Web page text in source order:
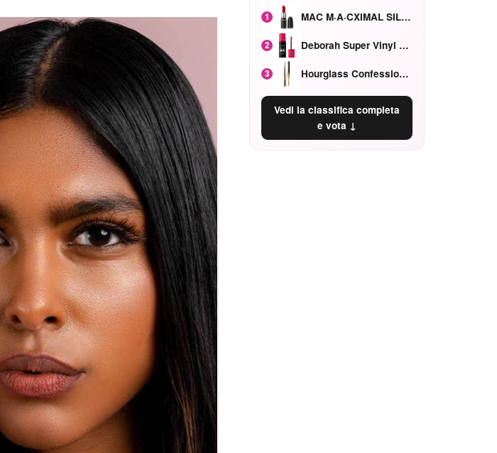
1 MAC M·A·CXIMAL SILKY MATTE Red Rock mat
2 Deborah Super Vinyl Shake Rosa Ciliegia
3 Hourglass Confession Ricaricabile Ultra Preciso Ad Alta Intensità Secretly Classic Red
Vedi la classifica completa
e vota ↓